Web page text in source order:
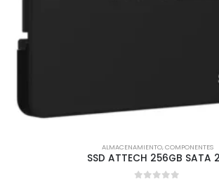
ALMACENAMIENTO,COMPONENTES
SSD ATTECH 256GB SATA